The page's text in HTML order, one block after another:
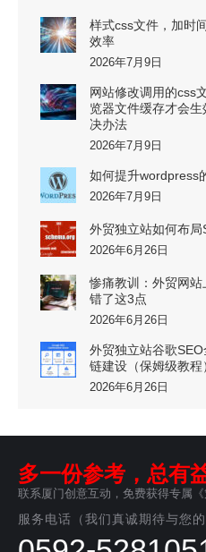
样式css文件，加时
效率
2026年7月9日
网站修改调用的css
览器文件缓存才会
决办法
2026年7月9日
如何提升wordpress
2026年7月9日
外贸独立站如何布
2026年6月26日
惨痛教训：外贸网
错了这3点
2026年6月26日
外贸独立站谷歌
链建设（保姆级教程
2026年6月26日
多一份参考，总有
联系厦门创意互动，免费获得专属
服务电话（我们真诚期待与您的